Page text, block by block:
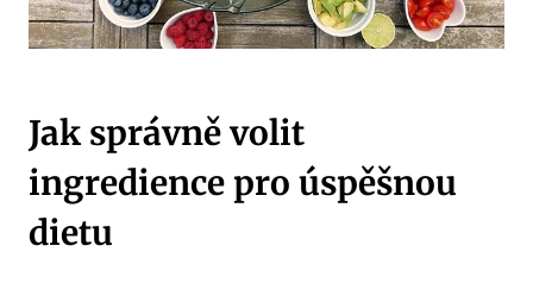
Jak správně volit
ingredience pro úspěšnou
dietu